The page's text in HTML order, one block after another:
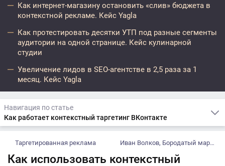
Как интернет-магазину остановить «слив» бюджета в
контекстной рекламе. Кейс Yagla
Как протестировать десятки УТП под разные сегменты
аудитории на одной странице. Кейс кулинарной
студии
Увеличение лидов в SEO-агентстве в 2,5 раза за 1
месяц. Кейс Yagla
Навигация по статье
Как работает контекстный таргетинг ВКонтакте
Таргетированная реклама Иван Волков, Бородатый маркетинг
Как использовать контекстный